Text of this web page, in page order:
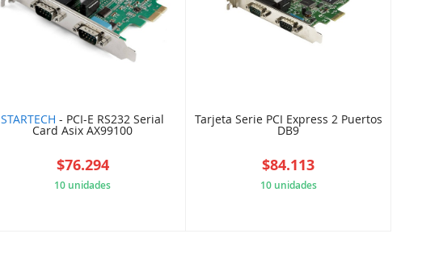
STARTECH - PCI-E RS232 Serial
Card Asix AX99100
$76.294
10 unidades
Tarjeta Serie PCI Express 2 Puertos
DB9
$84.113
10 unidades